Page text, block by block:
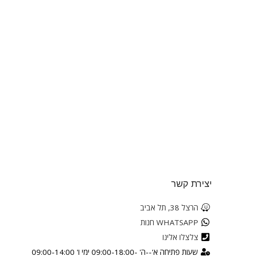
יצירת קשר
הרצל 38, תל אביב
WHATSAPP חנות
צלצלו אלינו
שעות פתיחה א'--ה' -09:00-18:00 ימי ו' 09:00-14:00